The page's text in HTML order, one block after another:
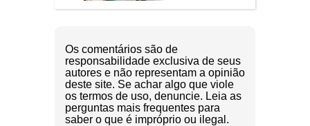
Os comentários são de
responsabilidade exclusiva de seus
autores e não representam a opinião
deste site. Se achar algo que viole
os termos de uso, denuncie. Leia as
perguntas mais frequentes para
saber o que é impróprio ou ilegal.